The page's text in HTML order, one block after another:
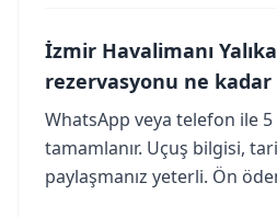
İzmir Havalimanı
rezervasyonu ne kadar
WhatsApp veya telefon ile
tamamlanır. Uçuş bilgisi,
paylaşmanız yeterli. Ön